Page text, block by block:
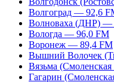
Волгоград — 92,6
Волноваха (ДНР) —
Вологда — 96,0 FM
Воронеж — 89,4 FM
Вышний Волочек
Вязьма
Гагарин